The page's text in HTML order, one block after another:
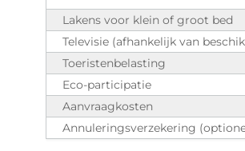
Lakens voor klein of groot bed
Televisie (afhankelijk van
Toeristenbelasting
Eco-participatie
Aanvraagkosten
Annuleringsverzekering